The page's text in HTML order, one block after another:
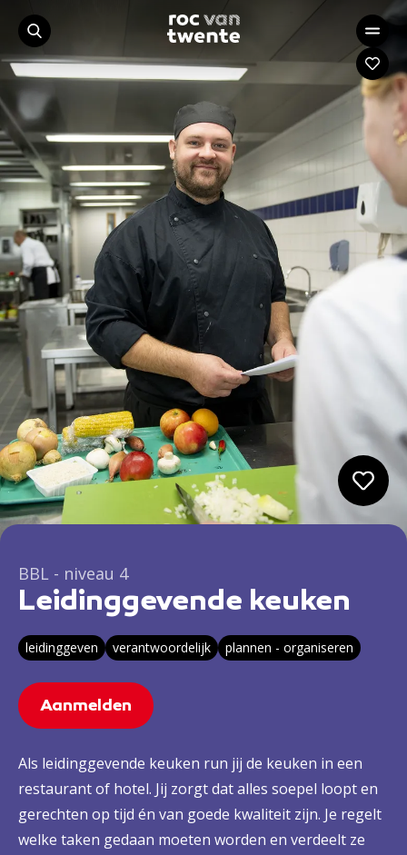
BBL - niveau 4
Leidinggevende keuken
leidinggeven verantwoordelijk plannen - organiseren
Aanmelden
Als leidinggevende keuken run jij de keuken in een
restaurant of hotel. Jij zorgt dat alles soepel loopt en
gerechten op tijd én van goede kwaliteit zijn. Je regelt
welke taken gedaan moeten worden en verdeelt ze